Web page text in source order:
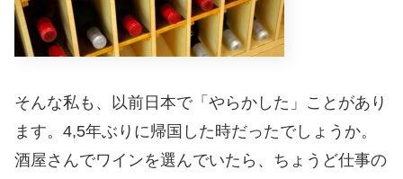
そんな私も、以前日本で「やらかした」ことがあり
ます。4,5年ぶりに帰国した時だったでしょうか。
酒屋さんでワインを選んでいたら、ちょうど仕事の